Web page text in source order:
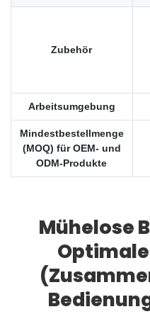
Zubehör
Arbeitsumgebung
Mindestbestellmenge
(MOQ) für OEM- und
ODM-Produkte
Mühelose